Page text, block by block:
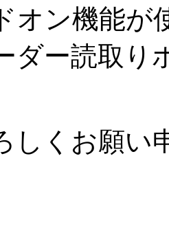
オン機能が
ダー読取り
しくお願い